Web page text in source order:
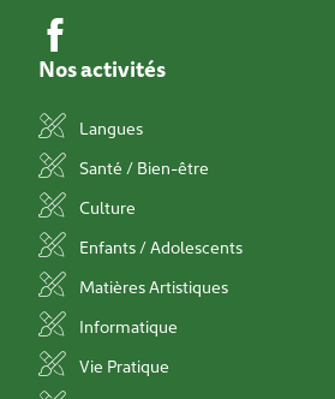
Nos activités
Langues
Santé / Bien-être
Culture
Enfants / Adolescents
Matières Artistiques
Informatique
Vie Pratique